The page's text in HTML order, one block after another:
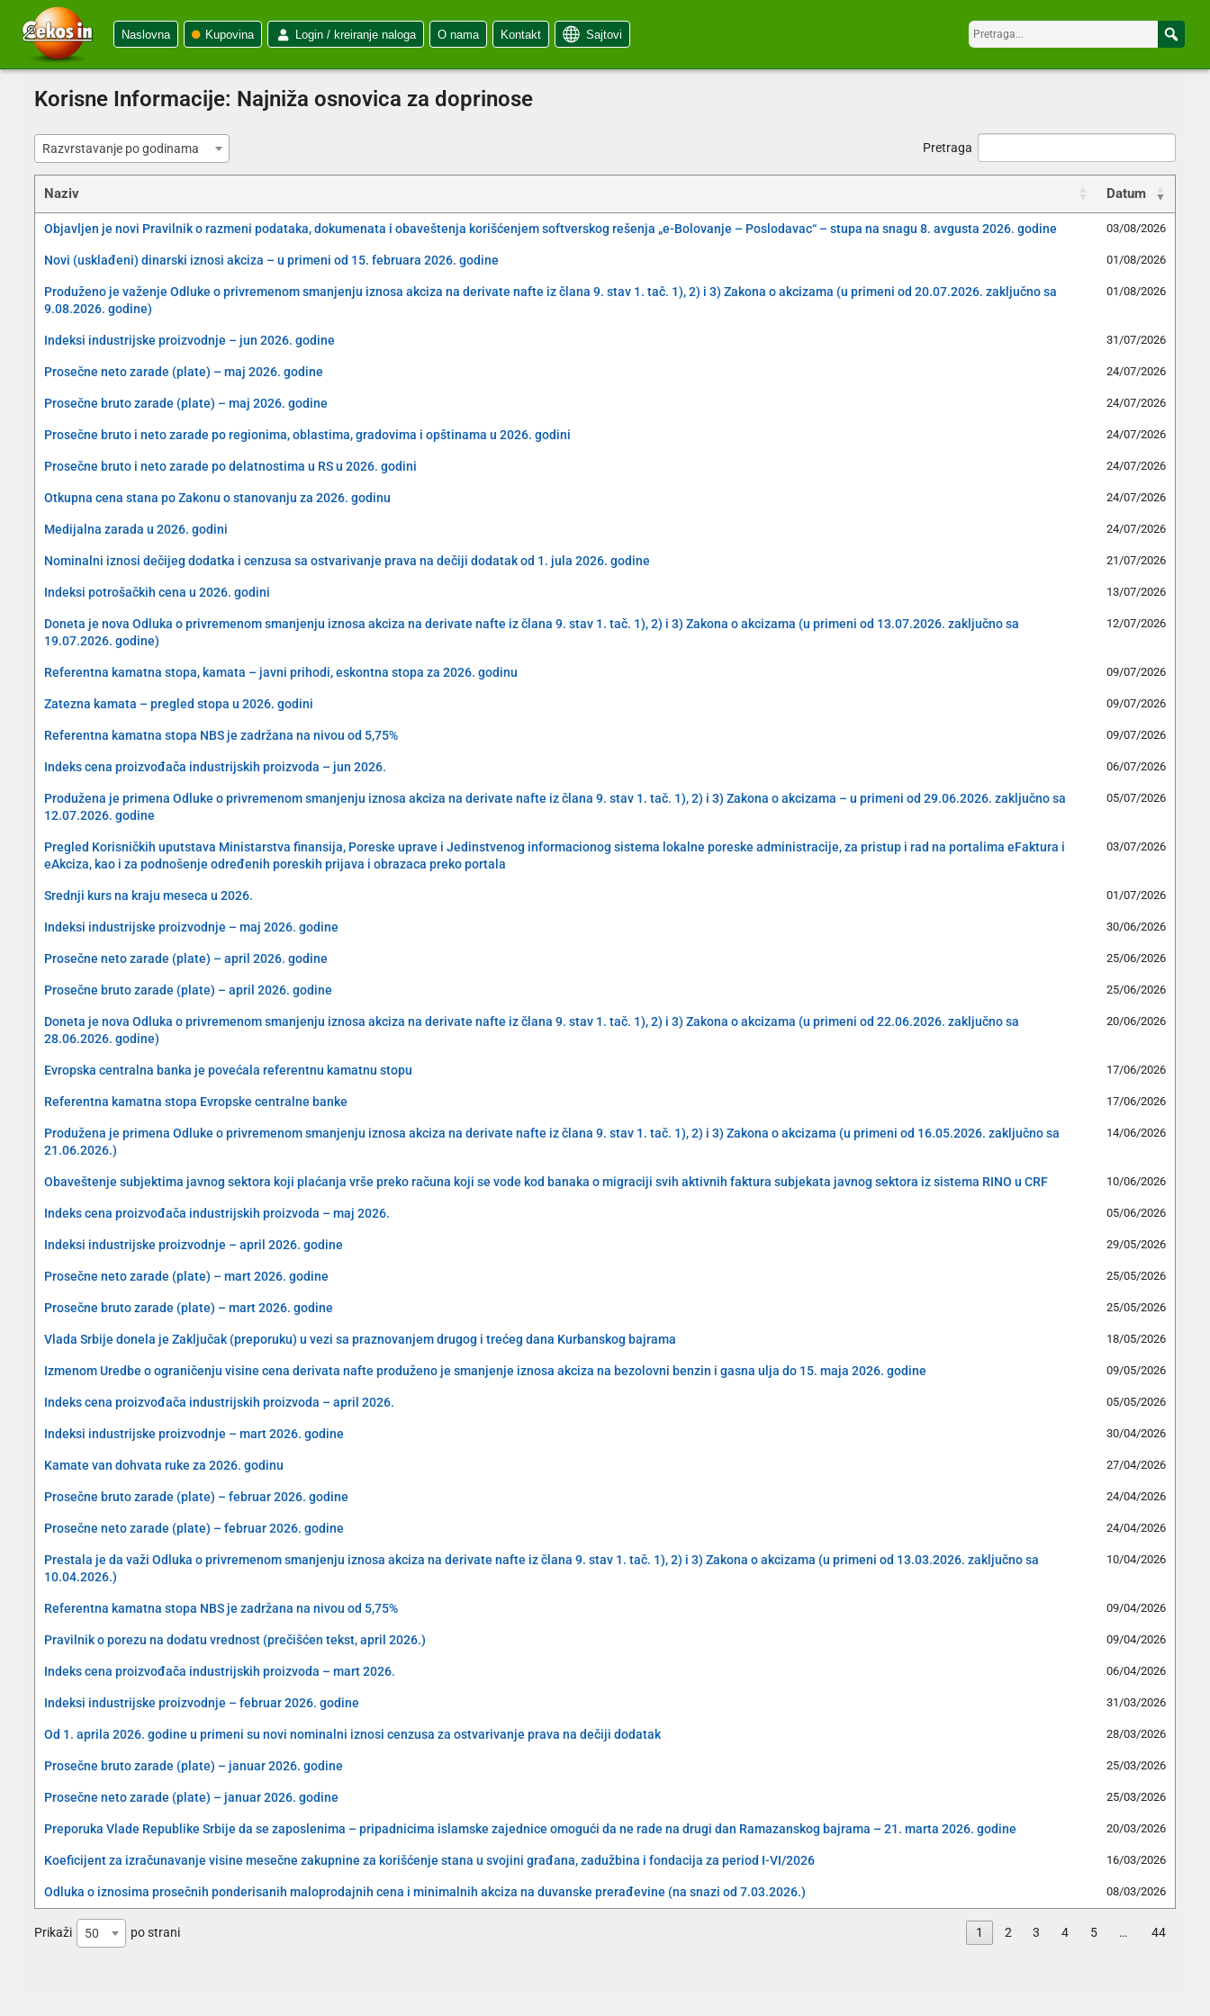
Naslovna Kupovina Login / kreiranje naloga O nama Kontakt Sajtovi
Korisne Informacije: Najniža osnovica za doprinose
Razvrstavanje po godinama Pretraga
Naziv Datum
Objavljen je novi Pravilnik o razmeni podataka, dokumenata i obaveštenja korišćenjem softverskog rešenja „e-Bolovanje – Poslodavac“ – stupa na snagu 8. avgusta 2026. godine 03/08/2026
Novi (usklađeni) dinarski iznosi akciza – u primeni od 15. februara 2026. godine 01/08/2026
Produženo je važenje Odluke o privremenom smanjenju iznosa akciza na derivate nafte iz člana 9. stav 1. tač. 1), 2) i 3) Zakona o akcizama (u primeni od 20.07.2026. zaključno sa
9.08.2026. godine)
01/08/2026
Indeksi industrijske proizvodnje – jun 2026. godine 31/07/2026
Prosečne neto zarade (plate) – maj 2026. godine 24/07/2026
Prosečne bruto zarade (plate) – maj 2026. godine 24/07/2026
Prosečne bruto i neto zarade po regionima, oblastima, gradovima i opštinama u 2026. godini 24/07/2026
Prosečne bruto i neto zarade po delatnostima u RS u 2026. godini 24/07/2026
Otkupna cena stana po Zakonu o stanovanju za 2026. godinu 24/07/2026
Medijalna zarada u 2026. godini 24/07/2026
Nominalni iznosi dečijeg dodatka i cenzusa sa ostvarivanje prava na dečiji dodatak od 1. jula 2026. godine 21/07/2026
Indeksi potrošačkih cena u 2026. godini 13/07/2026
Doneta je nova Odluka o privremenom smanjenju iznosa akciza na derivate nafte iz člana 9. stav 1. tač. 1), 2) i 3) Zakona o akcizama (u primeni od 13.07.2026. zaključno sa
19.07.2026. godine)
12/07/2026
Referentna kamatna stopa, kamata – javni prihodi, eskontna stopa za 2026. godinu 09/07/2026
Zatezna kamata – pregled stopa u 2026. godini 09/07/2026
Referentna kamatna stopa NBS je zadržana na nivou od 5,75% 09/07/2026
Indeks cena proizvođača industrijskih proizvoda – jun 2026. 06/07/2026
Produžena je primena Odluke o privremenom smanjenju iznosa akciza na derivate nafte iz člana 9. stav 1. tač. 1), 2) i 3) Zakona o akcizama – u primeni od 29.06.2026. zaključno sa
12.07.2026. godine
05/07/2026
Pregled Korisničkih uputstava Ministarstva finansija, Poreske uprave i Jedinstvenog informacionog sistema lokalne poreske administracije, za pristup i rad na portalima eFaktura i
eAkciza, kao i za podnošenje određenih poreskih prijava i obrazaca preko portala
03/07/2026
Srednji kurs na kraju meseca u 2026. 01/07/2026
Indeksi industrijske proizvodnje – maj 2026. godine 30/06/2026
Prosečne neto zarade (plate) – april 2026. godine 25/06/2026
Prosečne bruto zarade (plate) – april 2026. godine 25/06/2026
Doneta je nova Odluka o privremenom smanjenju iznosa akciza na derivate nafte iz člana 9. stav 1. tač. 1), 2) i 3) Zakona o akcizama (u primeni od 22.06.2026. zaključno sa
28.06.2026. godine)
20/06/2026
Evropska centralna banka je povećala referentnu kamatnu stopu 17/06/2026
Referentna kamatna stopa Evropske centralne banke 17/06/2026
Produžena je primena Odluke o privremenom smanjenju iznosa akciza na derivate nafte iz člana 9. stav 1. tač. 1), 2) i 3) Zakona o akcizama (u primeni od 16.05.2026. zaključno sa
21.06.2026.)
14/06/2026
Obaveštenje subjektima javnog sektora koji plaćanja vrše preko računa koji se vode kod banaka o migraciji svih aktivnih faktura subjekata javnog sektora iz sistema RINO u CRF 10/06/2026
Indeks cena proizvođača industrijskih proizvoda – maj 2026. 05/06/2026
Indeksi industrijske proizvodnje – april 2026. godine 29/05/2026
Prosečne neto zarade (plate) – mart 2026. godine 25/05/2026
Prosečne bruto zarade (plate) – mart 2026. godine 25/05/2026
Vlada Srbije donela je Zaključak (preporuku) u vezi sa praznovanjem drugog i trećeg dana Kurbanskog bajrama 18/05/2026
Izmenom Uredbe o ograničenju visine cena derivata nafte produženo je smanjenje iznosa akciza na bezolovni benzin i gasna ulja do 15. maja 2026. godine 09/05/2026
Indeks cena proizvođača industrijskih proizvoda – april 2026. 05/05/2026
Indeksi industrijske proizvodnje – mart 2026. godine 30/04/2026
Kamate van dohvata ruke za 2026. godinu 27/04/2026
Prosečne bruto zarade (plate) – februar 2026. godine 24/04/2026
Prosečne neto zarade (plate) – februar 2026. godine 24/04/2026
Prestala je da važi Odluka o privremenom smanjenju iznosa akciza na derivate nafte iz člana 9. stav 1. tač. 1), 2) i 3) Zakona o akcizama (u primeni od 13.03.2026. zaključno sa
10.04.2026.)
10/04/2026
Referentna kamatna stopa NBS je zadržana na nivou od 5,75% 09/04/2026
Pravilnik o porezu na dodatu vrednost (prečišćen tekst, april 2026.) 09/04/2026
Indeks cena proizvođača industrijskih proizvoda – mart 2026. 06/04/2026
Indeksi industrijske proizvodnje – februar 2026. godine 31/03/2026
Od 1. aprila 2026. godine u primeni su novi nominalni iznosi cenzusa za ostvarivanje prava na dečiji dodatak 28/03/2026
Prosečne bruto zarade (plate) – januar 2026. godine 25/03/2026
Prosečne neto zarade (plate) – januar 2026. godine 25/03/2026
Preporuka Vlade Republike Srbije da se zaposlenima – pripadnicima islamske zajednice omogući da ne rade na drugi dan Ramazanskog bajrama – 21. marta 2026. godine 20/03/2026
Koeficijent za izračunavanje visine mesečne zakupnine za korišćenje stana u svojini građana, zadužbina i fondacija za period I-VI/2026 16/03/2026
Odluka o iznosima prosečnih ponderisanih maloprodajnih cena i minimalnih akciza na duvanske prerađevine (na snazi od 7.03.2026.) 08/03/2026
Prikaži 50 po strani 1 2 3 4 5 … 44